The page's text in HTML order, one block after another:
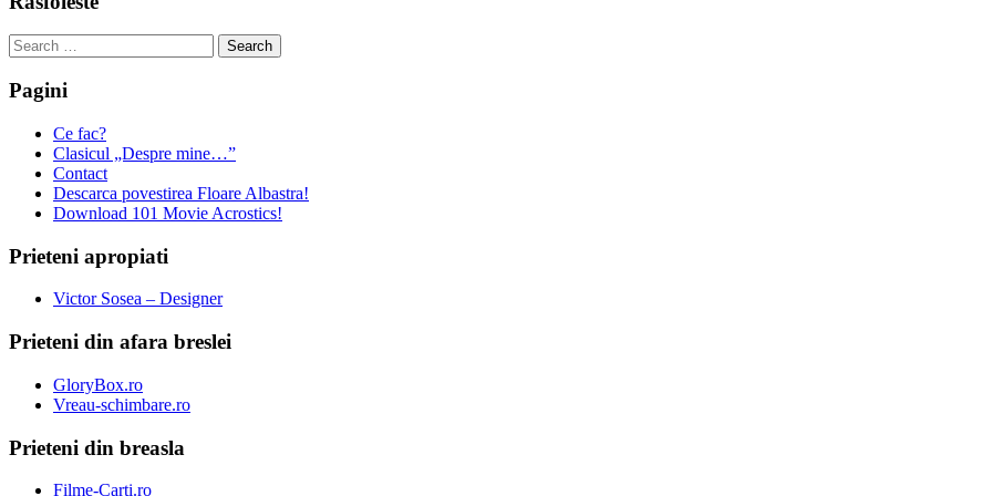
Search
for:
Pagini
Ce fac?
Clasicul „Despre mine…”
Contact
Descarca povestirea Floare Albastra!
Download 101 Movie Acrostics!
Prieteni apropiati
Victor Sosea – Designer
Prieteni din afara breslei
GloryBox.ro
Vreau-schimbare.ro
Prieteni din breasla
Filme-Carti.ro